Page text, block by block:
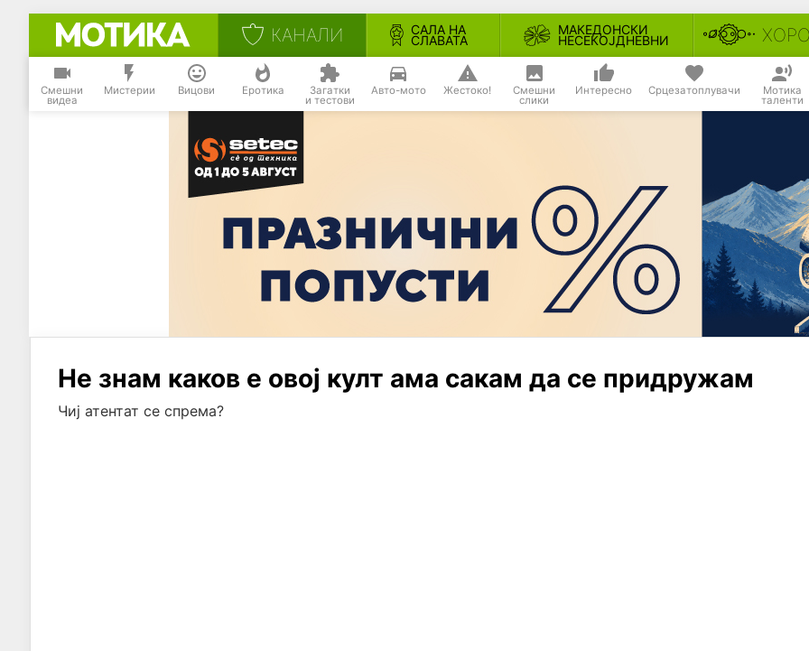
КАНАЛИ САЛА НА
СЛАВАТА
МАКЕДОНСКИ
НЕСЕКОЈДНЕВНИ
Смешни
видеа
Мистерии Вицови Еротика Загатки
и тестови
Авто-мото Жестоко! Смешни
слики
Интересно Срцезатоплувачи Мотика
таленти
Не знам каков е овој култ ама сакам да се придружам
Чиј атентат се спрема?